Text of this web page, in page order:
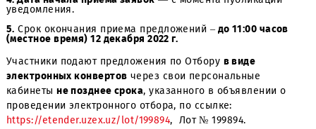
3. Подробное описание Отбора и условий
Договора
является неотъемлемым приложением к настоящему
Уведомлению.
4. Дата начала приема заявок— с момента публикации
уведомления.
5.Срок окончания приема предложений –до 11:00
(местное время) 12 декабря 2022 г.